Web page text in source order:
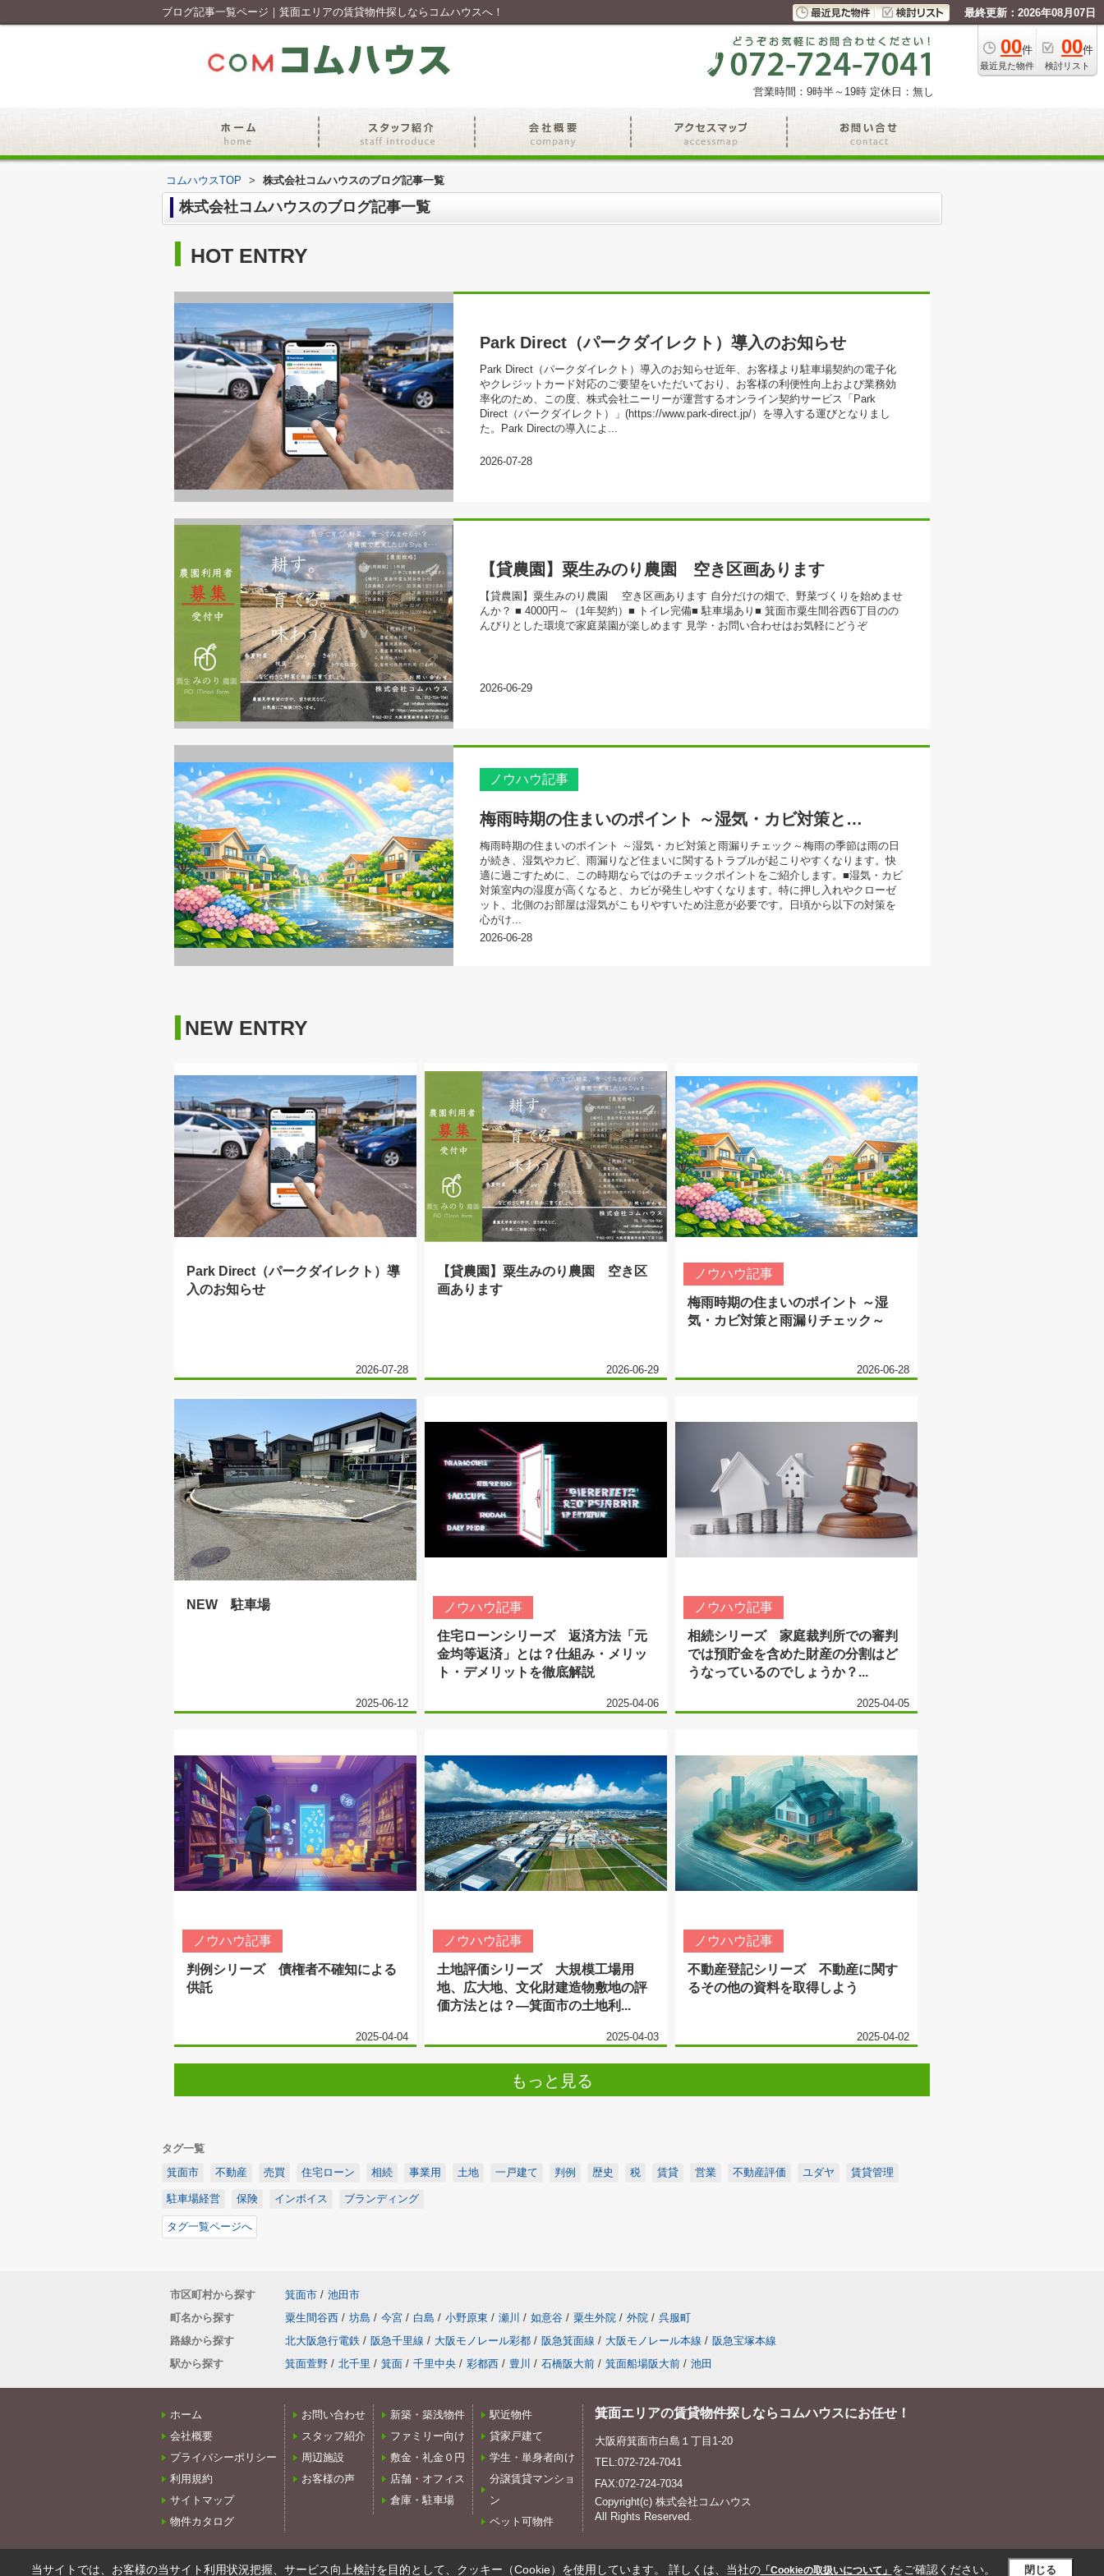
ブログ記事一覧ページ｜箕面エリアの賃貸物件探しならコムハウスへ！ 最終更新：2026年08月07日
00件
最近見た物件
00件
検討リスト
営業時間：9時半～19時 定休日：無し
コムハウスTOP > 株式会社コムハウスのブログ記事一覧
株式会社コムハウスのブログ記事一覧
HOT ENTRY
Park Direct（パークダイレクト）導入のお知らせ
Park Direct（パークダイレクト）導入のお知らせ近年、お客様より駐車場契約の電子化
やクレジットカード対応のご要望をいただいており、お客様の利便性向上および業務効
率化のため、この度、株式会社ニーリーが運営するオンライン契約サービス「Park
Direct（パークダイレクト）」(https://www.park-direct.jp/）を導入する運びとなりまし
た。Park Directの導入によ...
2026-07-28
【貸農園】粟生みのり農園 空き区画あります
【貸農園】粟生みのり農園 空き区画あります 自分だけの畑で、野菜づくりを始めませ
んか？ ■ 4000円～（1年契約）■ トイレ完備■ 駐車場あり■ 箕面市粟生間谷西6丁目のの
んびりとした環境で家庭菜園が楽しめます 見学・お問い合わせはお気軽にどうぞ
2026-06-29
ノウハウ記事
梅雨時期の住まいのポイント ～湿気・カビ対策と雨漏りチェック～
梅雨時期の住まいのポイント ～湿気・カビ対策と雨漏りチェック～梅雨の季節は雨の日
が続き、湿気やカビ、雨漏りなど住まいに関するトラブルが起こりやすくなります。快
適に過ごすために、この時期ならではのチェックポイントをご紹介します。■湿気・カビ
対策室内の湿度が高くなると、カビが発生しやすくなります。特に押し入れやクローゼ
ット、北側のお部屋は湿気がこもりやすいため注意が必要です。日頃から以下の対策を
心がけ...
2026-06-28
NEW ENTRY
Park Direct（パークダイレクト）導
入のお知らせ
2026-07-28
【貸農園】粟生みのり農園 空き区
画あります
2026-06-29
ノウハウ記事
梅雨時期の住まいのポイント ～湿
気・カビ対策と雨漏りチェック～
2026-06-28
NEW 駐車場
2025-06-12
ノウハウ記事
住宅ローンシリーズ 返済方法「元
金均等返済」とは？仕組み・メリッ
ト・デメリットを徹底解説
2025-04-06
ノウハウ記事
相続シリーズ 家庭裁判所での審判
では預貯金を含めた財産の分割はど
うなっているのでしょうか？...
2025-04-05
ノウハウ記事
判例シリーズ 債権者不確知による
供託
2025-04-04
ノウハウ記事
土地評価シリーズ 大規模工場用
地、広大地、文化財建造物敷地の評
価方法とは？—箕面市の土地利...
2025-04-03
ノウハウ記事
不動産登記シリーズ 不動産に関す
るその他の資料を取得しよう
2025-04-02
もっと見る
タグ一覧
箕面市
不動産 売買 住宅ローン 相続 事業用 土地 一戸建て 判例 歴史 税 賃貸 営業 不動産評価 ユダヤ 賃貸管理
駐車場経営 保険 インボイス ブランディング
タグ一覧ページへ
市区町村から探す 箕面市 / 池田市
町名から探す
粟生間谷西 / 坊島 / 今宮 / 白島 / 小野原東 / 瀬川 / 如意谷 / 粟生外院 / 外院 / 呉服町
路線から探す
北大阪急行電鉄 / 阪急千里線 / 大阪モノレール彩都 / 阪急箕面線 / 大阪モノレール本線 / 阪急宝塚本線
駅から探す
箕面萱野 / 北千里 / 箕面 / 千里中央 / 彩都西 / 豊川 / 石橋阪大前 / 箕面船場阪大前 / 池田
ホーム
会社概要
プライバシーポリシー
利用規約
サイトマップ
物件カタログ
お問い合わせ
スタッフ紹介
周辺施設
お客様の声
新築・築浅物件
ファミリー向け
敷金・礼金０円
店舗・オフィス
倉庫・駐車場
駅近物件
貸家戸建て
学生・単身者向け
分譲賃貸マンショ
ン
ペット可物件
箕面エリアの賃貸物件探しならコムハウスにお任せ！
大阪府箕面市白島１丁目1-20
TEL:072-724-7041
FAX:072-724-7034
Copyright(c) 株式会社コムハウス
All Rights Reserved.
当サイトでは、お客様の当サイト利用状況把握、サービス向上検討を目的として、クッキー（Cookie）を使用しています。 詳しくは、当社の「Cookieの取扱いについて」 をご確認ください。 閉じる